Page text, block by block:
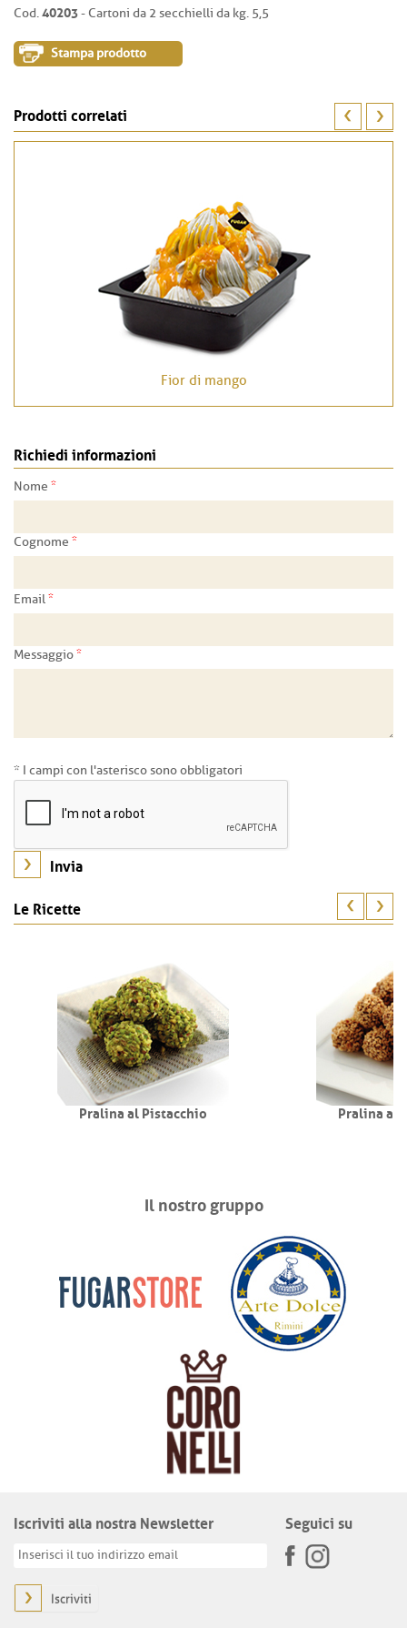
Cod.40203- Cartoni da 2 secchielli da kg. 5,5
Stampa prodotto
Prodotti correlati
Fior di mango
Richiedi informazioni
Nome *
Cognome *
Email*
Messaggio*
* I campi con l'asterisco sono obbligatori
Le Ricette
Pralina al Pistacchio Pralina
Il nostro gruppo
Iscriviti alla nostra Newsletter
Iscriviti
Seguici su